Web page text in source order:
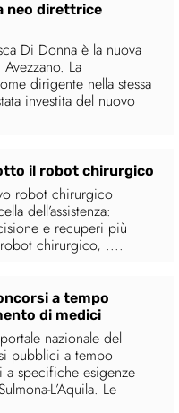
neo direttrice
Di Donna è la nuova
La
dirigente nella stessa
investita del nuovo
il robot chirurgico
robot chirurgico
dell’assistenza:
e recuperi più
chirurgico, ....
a tempo
di medici
nazionale del
pubblici a tempo
specifiche esigenze
L’Aquila. Le